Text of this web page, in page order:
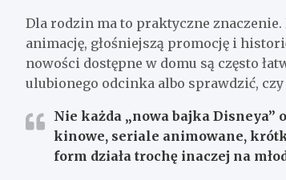
Dla rodzin ma to praktyczne
animację, głośniejszą promocję i
nowości dostępne w domu są często
ulubionego odcinka albo sprawdzić,
Nie każda „nowa bajka Disneya”
kinowe, seriale animowane,
form działa trochę inaczej na